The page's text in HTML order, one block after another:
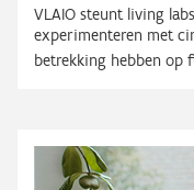
VLAIO steunt living
experimenteren met
betrekking hebben op